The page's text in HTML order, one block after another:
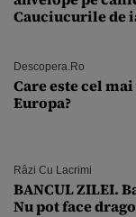
Cauciucurile de
Descopera.ro
Care este cel
Europa?
Râzi Cu Lacrimi
BANCUL ZILEI.
Nu pot face